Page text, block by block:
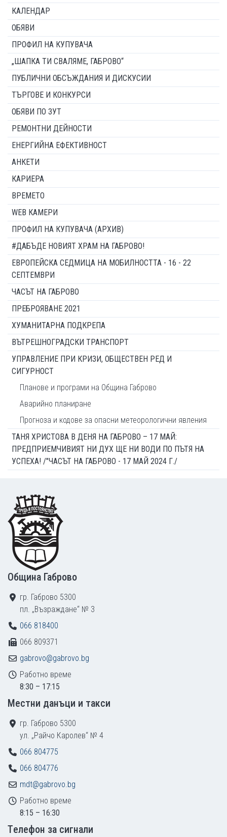
КАЛЕНДАР
ОБЯВИ
ПРОФИЛ НА КУПУВАЧА
„ШАПКА ТИ СВАЛЯМЕ, ГАБРОВО“
ПУБЛИЧНИ ОБСЪЖДАНИЯ И ДИСКУСИИ
ТЪРГОВЕ И КОНКУРСИ
ОБЯВИ ПО ЗУТ
РЕМОНТНИ ДЕЙНОСТИ
ЕНЕРГИЙНА ЕФЕКТИВНОСТ
АНКЕТИ
КАРИЕРА
ВРЕМЕТО
WEB КАМЕРИ
ПРОФИЛ НА КУПУВАЧА (АРХИВ)
#ДАБЪДЕ НОВИЯТ ХРАМ НА ГАБРОВО!
ЕВРОПЕЙСКА СЕДМИЦА НА МОБИЛНОСТТА - 16 - 22
СЕПТЕМВРИ
ЧАСЪТ НА ГАБРОВО
ПРЕБРОЯВАНЕ 2021
ХУМАНИТАРНА ПОДКРЕПА
ВЪТРЕШНОГРАДСКИ ТРАНСПОРТ
УПРАВЛЕНИЕ ПРИ КРИЗИ, ОБЩЕСТВЕН РЕД И
СИГУРНОСТ
Планове и програми на Община Габрово
Аварийно планиране
Прогноза и кодове за опасни метеорологични явления
ТАНЯ ХРИСТОВА В ДЕНЯ НА ГАБРОВО – 17 МАЙ:
ПРЕДПРИЕМЧИВИЯТ НИ ДУХ ЩЕ НИ ВОДИ ПО ПЪТЯ НА
УСПЕХА! /"ЧАСЪТ НА ГАБРОВО - 17 МАЙ 2024 Г./
Footer
Община Габрово
гр. Габрово 5300
пл. „Възраждане“ № 3
066 818400
066 809371
gabrovo@gabrovo.bg
Работно време
8:30 – 17:15
Местни данъци и такси
гр. Габрово 5300
ул. „Райчо Каролев“ № 4
066 804775
066 804776
mdt@gabrovo.bg
Работно време
8:15 – 16:30
Tелефон за сигнали